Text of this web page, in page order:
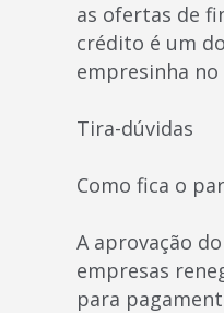
as ofertas de
crédito é um
empresinha
Tira-dúvidas
Como fica o
A aprovação
empresas
para